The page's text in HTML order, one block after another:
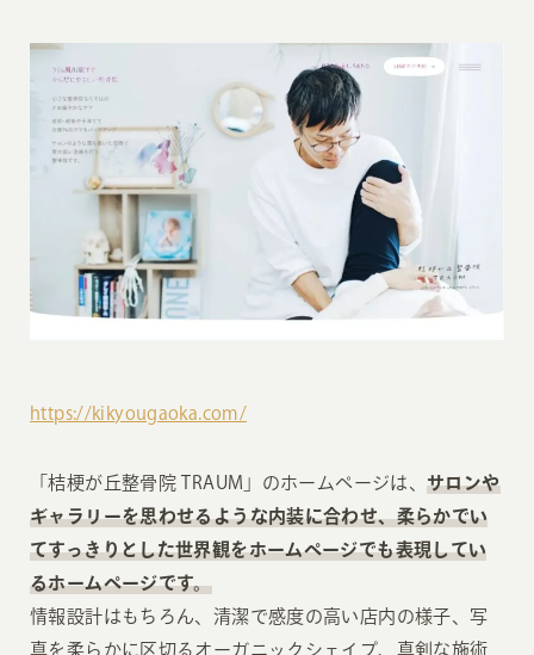
https://kikyougaoka.com/
「桔梗が丘整骨院 TRAUM」のホームページは、 サロンや
ギャラリーを思わせるような内装に合わせ、柔らかでい
てすっきりとした世界観をホームページでも表現してい
るホームページです。
情報設計はもちろん、清潔で感度の高い店内の様子、写
真を柔らかに区切るオーガニックシェイプ、真剣な施術